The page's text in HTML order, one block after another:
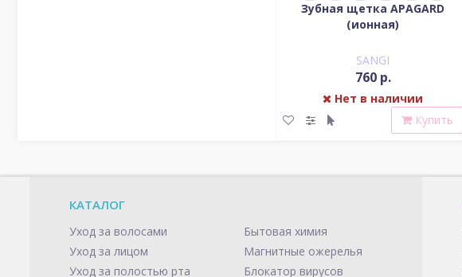
Зубная щетка APAGARD
(ионная)
SANGI
760 р.
Нет в наличии
Купить
КАТАЛОГ
Уход за волосами
Уход за лицом
Уход за полостью рта
Бытовая химия
Магнитные ожерелья
Блокатор вирусов